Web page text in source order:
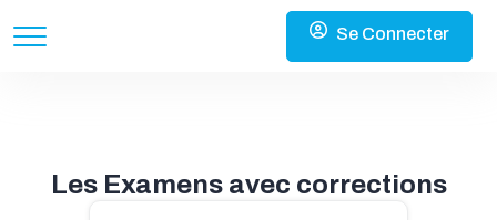
Se Connecter
Les Examens avec corrections